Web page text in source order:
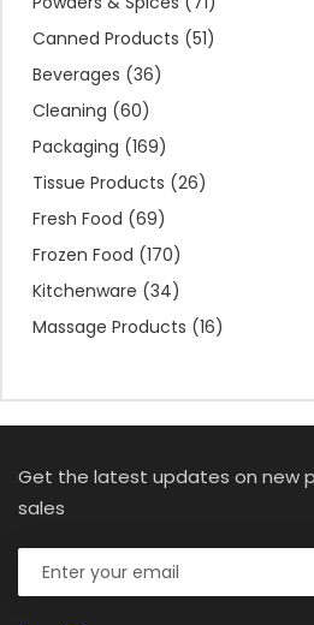
Canned Products (51)
Beverages (36)
Cleaning (60)
Packaging (169)
Tissue Products (26)
Fresh Food (69)
Frozen Food (170)
Kitchenware (34)
Massage Products (16)
Get the latest updates on new
sales